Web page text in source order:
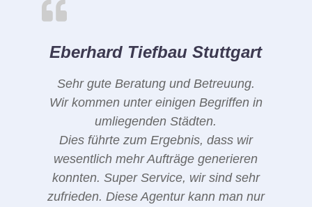
Eberhard Tiefbau Stuttgart
Sehr gute Beratung und Betreuung.
Wir kommen unter einigen Begriffen in
umliegenden Städten.
Dies führte zum Ergebnis, dass wir
wesentlich mehr Aufträge generieren
konnten. Super Service, wir sind sehr
zufrieden. Diese Agentur kann man nur